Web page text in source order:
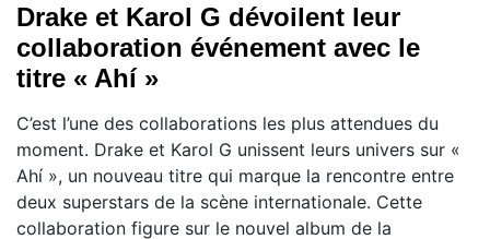
Drake et Karol G dévoilent leur
collaboration événement avec le
titre « Ahí »
C’est l’une des collaborations les plus attendues du
moment. Drake et Karol G unissent leurs univers sur «
Ahí », un nouveau titre qui marque la rencontre entre
deux superstars de la scène internationale. Cette
collaboration figure sur le nouvel album de la